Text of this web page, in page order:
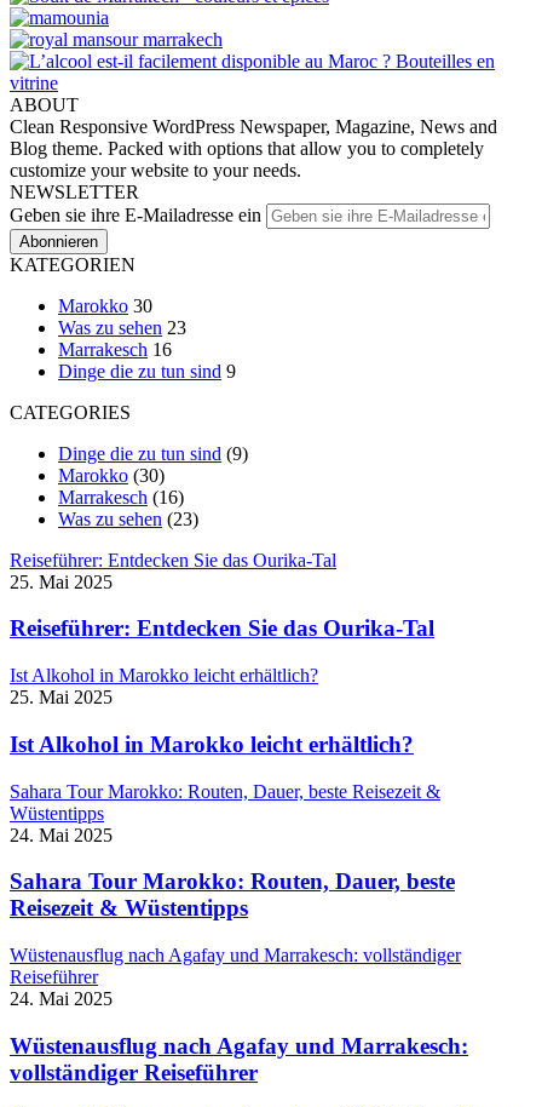
ABOUT
Clean Responsive WordPress Newspaper, Magazine, News and
Blog theme. Packed with options that allow you to completely
customize your website to your needs.
NEWSLETTER
Geben sie ihre E-Mailadresse ein
KATEGORIEN
Marokko 30
Was zu sehen 23
Marrakesch 16
Dinge die zu tun sind 9
CATEGORIES
Dinge die zu tun sind (9)
Marokko (30)
Marrakesch (16)
Was zu sehen (23)
Reiseführer: Entdecken Sie das Ourika-Tal
25. Mai 2025
Reiseführer: Entdecken Sie das Ourika-Tal
Ist Alkohol in Marokko leicht erhältlich?
25. Mai 2025
Ist Alkohol in Marokko leicht erhältlich?
Sahara Tour Marokko: Routen, Dauer, beste Reisezeit &
Wüstentipps
24. Mai 2025
Sahara Tour Marokko: Routen, Dauer, beste
Reisezeit & Wüstentipps
Wüstenausflug nach Agafay und Marrakesch: vollständiger
Reiseführer
24. Mai 2025
Wüstenausflug nach Agafay und Marrakesch:
vollständiger Reiseführer